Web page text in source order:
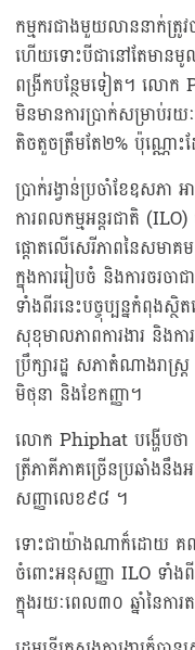
កម្មករជាងមួយលាននាក់ត្រូ
ហើយទោះបីជានៅតែមានមូ
ពង្រីកបន្ថែមទៀត។ លោក
មិនមានការប្រាក់សម្រាប់រ
តិចតួចត្រឹមតែ២% ប៉ុណ្ណោះ
ប្រាក់រង្វាន់ប្រចាំខែឧសភា
ការពលកម្មអន្តរជាតិ
ផ្តោតលើសេរីភាពនៃសមាគម
ក្នុងការរៀបចំ និងការចរ
ទាំងពីរនេះបច្ចុប្បន្នកំពុងស្
សុខុមាលភាពការងារ និងកា
ប្រឹក្សារដ្ឋ សភាតំណាងរាស្
មិថុនា និងខែកញ្ញា។
លោក Phiphat បង្ហើបថ
ត្រីភាគីភាគច្រើនប្រឆាំង
សញ្ញាលេខ៩៨ ។
ទោះជាយ៉ាងណាក៏ដោយ គ
ចំពោះអនុសញ្ញា ILO ទាំងពីរ
ក្នុងរយៈពេល៣០ ឆ្នាំនៃក